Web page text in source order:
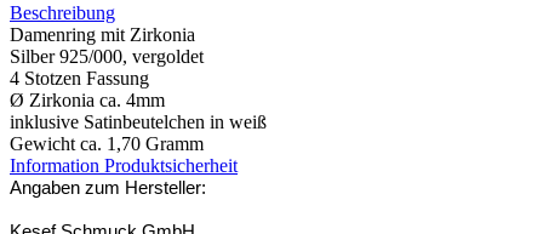
Beschreibung
Damenring mit Zirkonia
Silber 925/000, vergoldet
4 Stotzen Fassung
Ø Zirkonia ca. 4mm
inklusive Satinbeutelchen in weiß
Gewicht ca. 1,70 Gramm
Information Produktsicherheit
Angaben zum Hersteller: